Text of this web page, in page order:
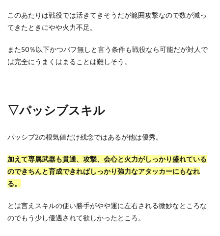
このあたりは戦役では活きてきそうだが範囲攻撃なので数が減っ
てきたときにやや火力不足。
また50％以下かつバフ無しと言う条件も戦役なら可能だが対人で
は完全にうまくはまることは難しそう。
▽パッシブスキル
パッシブ2の根気値だけ残念ではあるが他は優秀。
加えて専属武器も貫通、攻撃、会心と火力がしっかり盛れている
のできちんと育成できればしっかり強力なアタッカーにもなれ
る。
とは言えスキルの使い勝手がやや運に左右される微妙なところな
のでもう少し優遇されて欲しかったところ。